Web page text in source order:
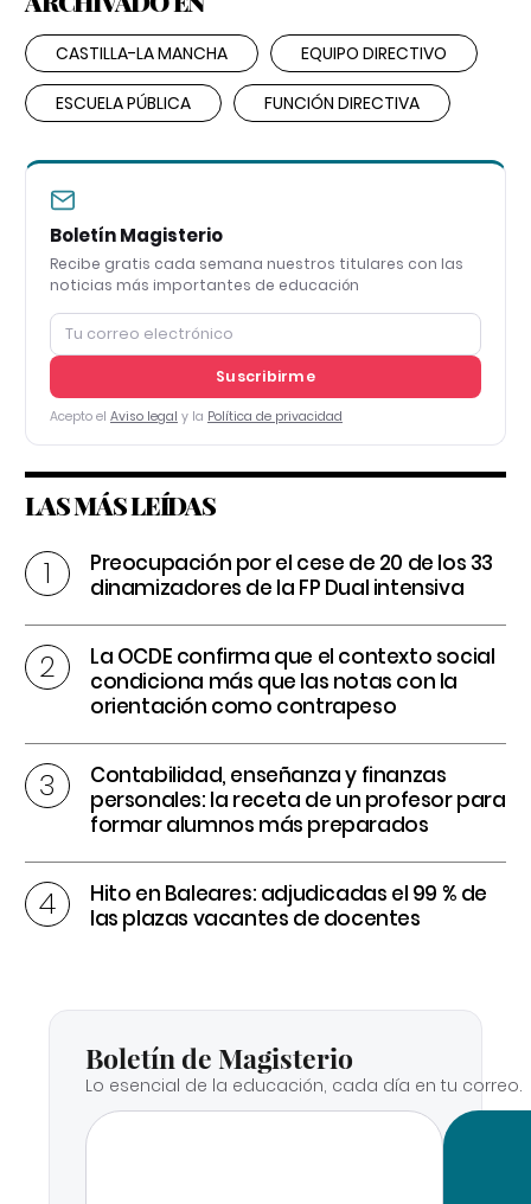
CASTILLA-LA MANCHA EQUIPO DIRECTIVO
ESCUELA PÚBLICA FUNCIÓN DIRECTIVA
Boletín Magisterio
Recibe gratis cada semana nuestros titulares con las
noticias más importantes de educación
Suscribirme
Acepto el Aviso legal y la Política de privacidad
LAS MÁS LEÍDAS
Preocupación por el cese de 20 de los 33
dinamizadores de la FP Dual intensiva
La OCDE confirma que el contexto social
condiciona más que las notas con la
orientación como contrapeso
Contabilidad, enseñanza y finanzas
personales: la receta de un profesor para
formar alumnos más preparados
Hito en Baleares: adjudicadas el 99 % de
las plazas vacantes de docentes
Boletín de Magisterio
Lo esencial de la educación, cada día en tu correo.